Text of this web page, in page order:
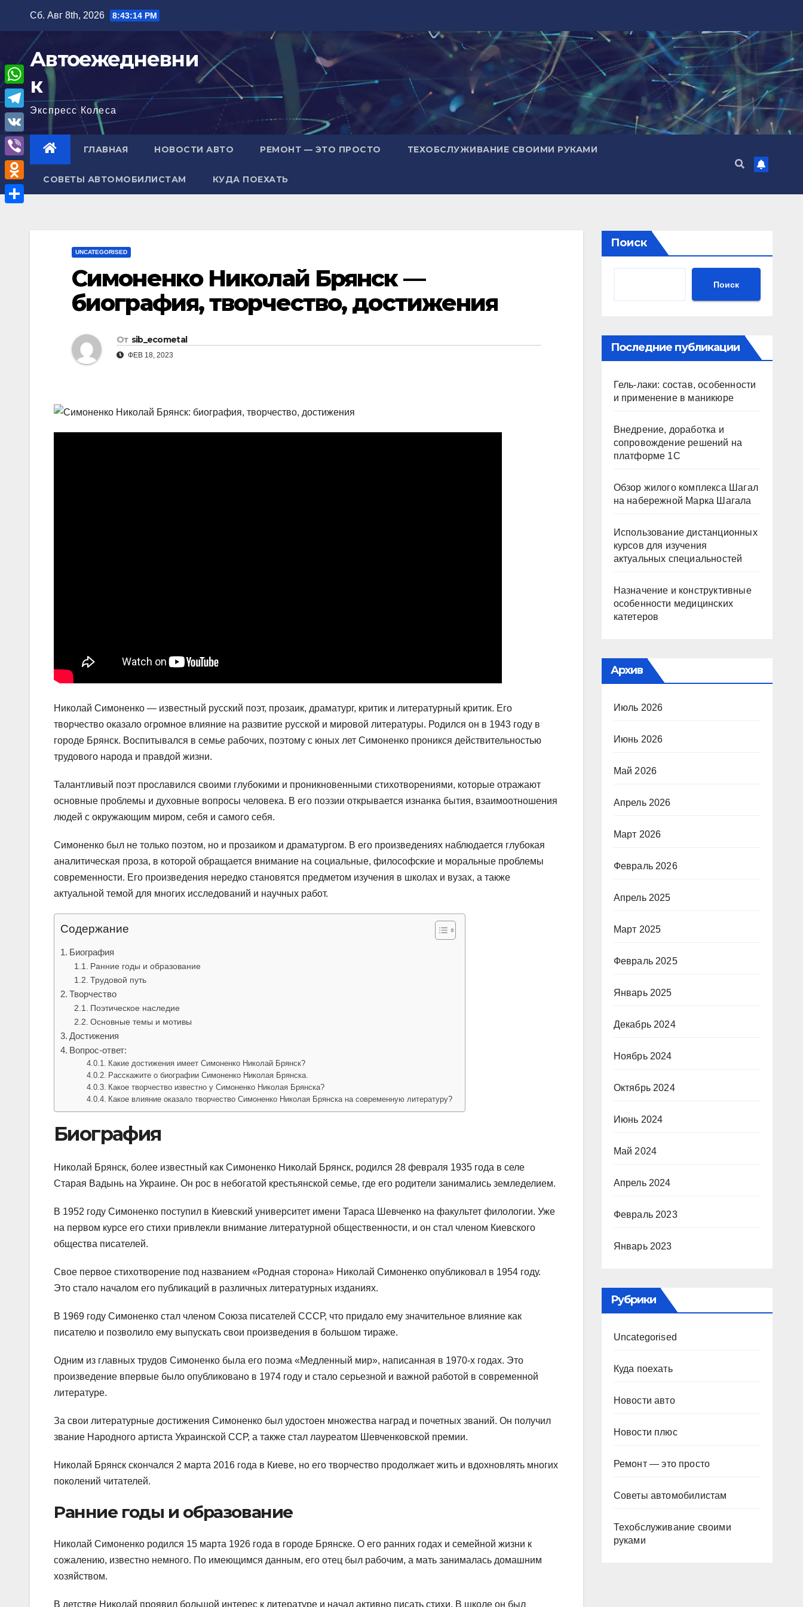
содержимому
Сб. Авг 8th, 2026 8:43:15 PM
Автоежедневни
к
Экспресс Колеса
ГЛАВНАЯ НОВОСТИ АВТО РЕМОНТ — ЭТО ПРОСТО ТЕХОБСЛУЖИВАНИЕ СВОИМИ РУКАМИ
СОВЕТЫ АВТОМОБИЛИСТАМ КУДА ПОЕХАТЬ
UNCATEGORISED
Симоненко Николай Брянск —
биография, творчество, достижения
От sib_ecometal
ФЕВ 18, 2023
Николай Симоненко — известный русский поэт, прозаик, драматург, критик и литературный критик. Его
творчество оказало огромное влияние на развитие русской и мировой литературы. Родился он в 1943 году в
городе Брянск. Воспитывался в семье рабочих, поэтому с юных лет Симоненко проникся действительностью
трудового народа и правдой жизни.
Талантливый поэт прославился своими глубокими и проникновенными стихотворениями, которые отражают
основные проблемы и духовные вопросы человека. В его поэзии открывается изнанка бытия, взаимоотношения
людей с окружающим миром, себя и самого себя.
Симоненко был не только поэтом, но и прозаиком и драматургом. В его произведениях наблюдается глубокая
аналитическая проза, в которой обращается внимание на социальные, философские и моральные проблемы
современности. Его произведения нередко становятся предметом изучения в школах и вузах, а также
актуальной темой для многих исследований и научных работ.
Содержание
Биография
Ранние годы и образование
Трудовой путь
Творчество
Поэтическое наследие
Основные темы и мотивы
Достижения
Вопрос-ответ:
Какие достижения имеет Симоненко Николай Брянск?
Расскажите о биографии Симоненко Николая Брянска.
Какое творчество известно у Симоненко Николая Брянска?
Какое влияние оказало творчество Симоненко Николая Брянска на современную литературу?
Биография
Николай Брянск, более известный как Симоненко Николай Брянск, родился 28 февраля 1935 года в селе
Старая Вадынь на Украине. Он рос в небогатой крестьянской семье, где его родители занимались земледелием.
В 1952 году Симоненко поступил в Киевский университет имени Тараса Шевченко на факультет филологии. Уже
на первом курсе его стихи привлекли внимание литературной общественности, и он стал членом Киевского
общества писателей.
Свое первое стихотворение под названием «Родная сторона» Николай Симоненко опубликовал в 1954 году.
Это стало началом его публикаций в различных литературных изданиях.
В 1969 году Симоненко стал членом Союза писателей СССР, что придало ему значительное влияние как
писателю и позволило ему выпускать свои произведения в большом тираже.
Одним из главных трудов Симоненко была его поэма «Медленный мир», написанная в 1970-х годах. Это
произведение впервые было опубликовано в 1974 году и стало серьезной и важной работой в современной
литературе.
За свои литературные достижения Симоненко был удостоен множества наград и почетных званий. Он получил
звание Народного артиста Украинской ССР, а также стал лауреатом Шевченковской премии.
Николай Брянск скончался 2 марта 2016 года в Киеве, но его творчество продолжает жить и вдохновлять многих
поколений читателей.
Ранние годы и образование
Николай Симоненко родился 15 марта 1926 года в городе Брянске. О его ранних годах и семейной жизни к
сожалению, известно немного. По имеющимся данным, его отец был рабочим, а мать занималась домашним
хозяйством.
В детстве Николай проявил большой интерес к литературе и начал активно писать стихи. В школе он был
Поиск
Поиск
Последние публикации
Гель-лаки: состав, особенности
и применение в маникюре
Внедрение, доработка и
сопровождение решений на
платформе 1С
Обзор жилого комплекса Шагал
на набережной Марка Шагала
Использование дистанционных
курсов для изучения
актуальных специальностей
Назначение и конструктивные
особенности медицинских
катетеров
Архив
Июль 2026
Июнь 2026
Май 2026
Апрель 2026
Март 2026
Февраль 2026
Апрель 2025
Март 2025
Февраль 2025
Январь 2025
Декабрь 2024
Ноябрь 2024
Октябрь 2024
Июнь 2024
Май 2024
Апрель 2024
Февраль 2023
Январь 2023
Рубрики
Uncategorised
Куда поехать
Новости авто
Новости плюс
Ремонт — это просто
Советы автомобилистам
Техобслуживание своими
руками
W
h
a
A
T
e
l
e
g
V
K
V
i
b
O